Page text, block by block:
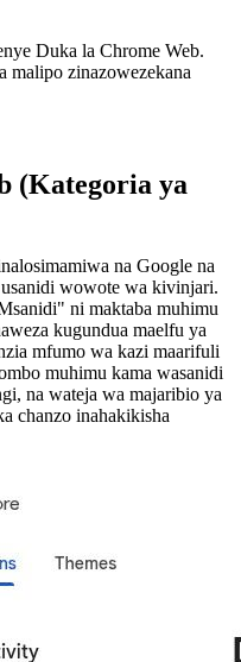
Duka la Chrome Web.
malipo zinazowezekana
(Kategoria ya
na Google na
wowote wa kivinjari.
ni maktaba muhimu
kugundua maelfu ya
mfumo wa kazi maarifuli
muhimu kama wasanidi
na wateja wa majaribio ya
chanzo inahakikisha